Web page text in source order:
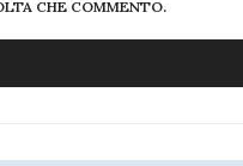
CHE COMMENTO.